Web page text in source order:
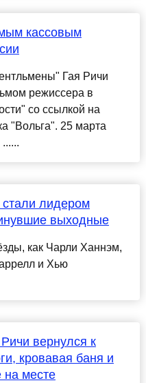
кассовым
Гая Ричи
режиссера в
со ссылкой на
"Вольга". 25 марта
лидером
выходные
как Чарли Ханнэм,
и Хью
вернулся к
кровавая баня и
месте